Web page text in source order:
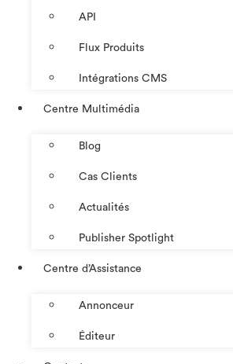
API
Flux Produits
Intégrations CMS
Centre Multimédia
Blog
Cas Clients
Actualités
Publisher Spotlight
Centre d’Assistance
Annonceur
Éditeur